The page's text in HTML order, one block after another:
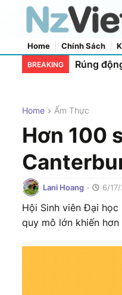
Home Chính Sách
Home About Us
BREAKING
Rúng
Home Ẩm Thực
Hơn 100
Lani Hoang - 6/
Hội Sinh viên Đại
quy mô lớn khiến